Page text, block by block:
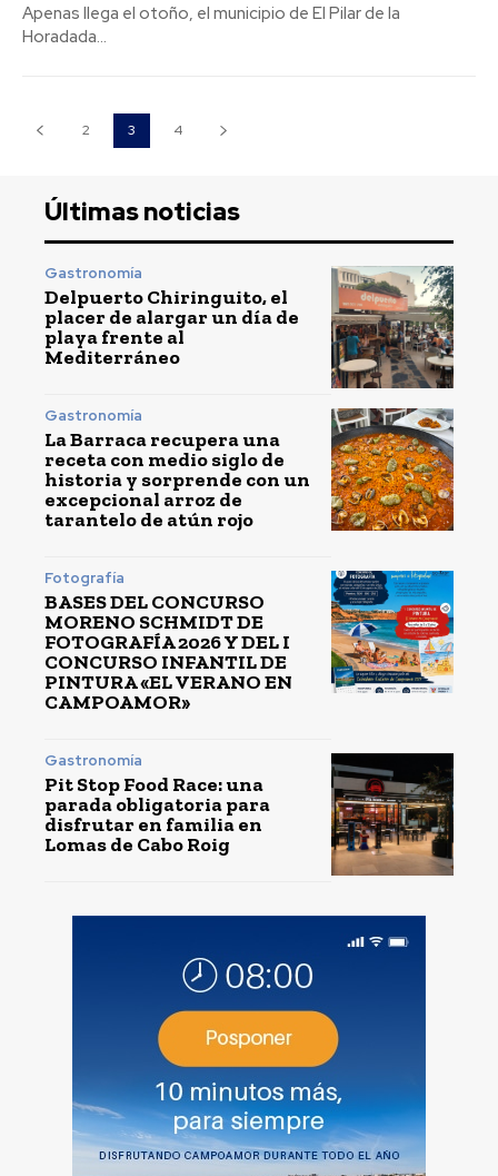
Apenas llega el otoño, el municipio de El Pilar de la
Horadada...
2 3 4
Últimas noticias
Gastronomía
Delpuerto Chiringuito, el
placer de alargar un día de
playa frente al
Mediterráneo
Gastronomía
La Barraca recupera una
receta con medio siglo de
historia y sorprende con un
excepcional arroz de
tarantelo de atún rojo
Fotografía
BASES DEL CONCURSO
MORENO SCHMIDT DE
FOTOGRAFÍA 2026 Y DEL I
CONCURSO INFANTIL DE
PINTURA «EL VERANO EN
CAMPOAMOR»
Gastronomía
Pit Stop Food Race: una
parada obligatoria para
disfrutar en familia en
Lomas de Cabo Roig